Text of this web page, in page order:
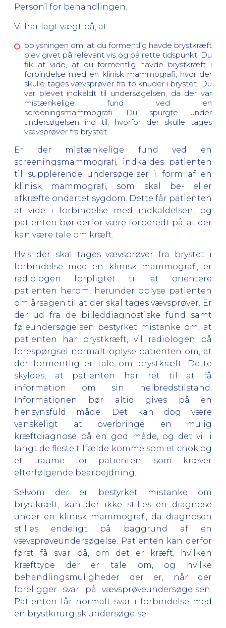
Person1 for behandlingen.
Vi har lagt vægt på, at:
oplysningen om, at du formentlig havde brystkræft
blev givet på relevant vis og på rette tidspunkt. Du
fik at vide, at du formentlig havde brystkræft i
forbindelse med en klinisk mammografi, hvor der
skulle tages vævsprøver fra to knuder i brystet. Du
var blevet indkaldt til undersøgelsen, da der var
mistænkelige fund ved en
screeningsmammografi. Du spurgte under
undersøgelsen ind til, hvorfor der skulle tages
vævsprøver fra brystet.
Er der mistænkelige fund ved en
screeningsmammografi, indkaldes patienten
til supplerende undersøgelser i form af en
klinisk mammografi, som skal be- eller
afkræfte ondartet sygdom. Dette får patienten
at vide i forbindelse med indkaldelsen, og
patienten bør derfor være forberedt på, at der
kan være tale om kræft.
Hvis der skal tages vævsprøver fra brystet i
forbindelse med en klinisk mammografi, er
radiologen forpligtet til at orientere
patienten herom, herunder oplyse patienten
om årsagen til at der skal tages vævsprøver. Er
der ud fra de billeddiagnostiske fund samt
føleundersøgelsen bestyrket mistanke om, at
patienten har brystkræft, vil radiologen på
forespørgsel normalt oplyse patienten om, at
der formentlig er tale om brystkræft. Dette
skyldes, at patienten har ret til at få
information om sin helbredstilstand.
Informationen bør altid gives på en
hensynsfuld måde. Det kan dog være
vanskeligt at overbringe en mulig
kræftdiagnose på en god måde, og det vil i
langt de fleste tilfælde komme som et chok og
et traume for patienten, som kræver
efterfølgende bearbejdning.
Selvom der er bestyrket mistanke om
brystkræft, kan der ikke stilles en diagnose
under en klinisk mammografi, da diagnosen
stilles endeligt på baggrund af en
vævsprøveundersøgelse. Patienten kan derfor
først få svar på, om det er kræft, hvilken
kræfttype der er tale om, og hvilke
behandlingsmuligheder der er, når der
foreligger svar på vævsprøveundersøgelsen.
Patienten får normalt svar i forbindelse med
en brystkirurgisk undersøgelse.